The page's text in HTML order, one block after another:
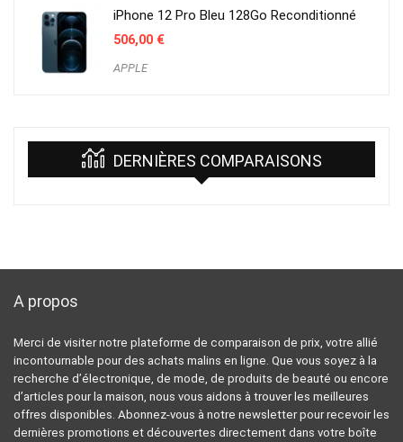
iPhone 12 Pro Bleu 128Go Reconditionné
506,00 €
APPLE
DERNIÈRES COMPARAISONS
A propos
Merci de visiter notre plateforme de comparaison de prix, votre allié
incontournable pour des achats malins en ligne. Que vous soyez à la
recherche d’électronique, de mode, de produits de beauté ou encore
d’articles pour la maison, nous vous aidons à trouver les meilleures
offres disponibles. Abonnez-vous à notre newsletter pour recevoir les
dernières promotions et découvertes directement dans votre boîte